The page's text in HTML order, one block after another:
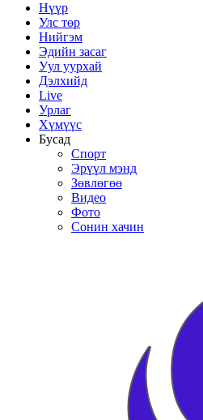
Нүүр
Улс төр
Нийгэм
Эдийн засаг
Уул уурхай
Дэлхийд
Live
Урлаг
Хүмүүс
Бусад
Спорт
Эрүүл мэнд
Зөвлөгөө
Видео
Фото
Сонин хачин